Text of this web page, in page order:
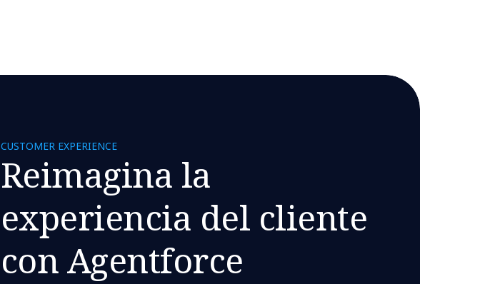
CUSTOMER EXPERIENCE
Reimagina la
experiencia del cliente
con Agentforce